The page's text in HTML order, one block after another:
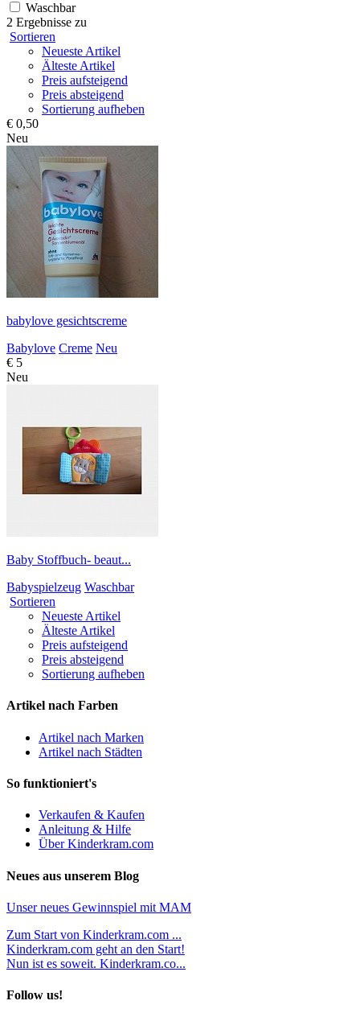
Waschbar
2 Ergebnisse zu
Sortieren
Neueste Artikel
Älteste Artikel
Preis aufsteigend
Preis absteigend
Sortierung aufheben
€ 0,50
Neu
babylove gesichtscreme
Babylove Creme Neu
€ 5
Neu
Baby Stoffbuch- beaut...
Babyspielzeug Waschbar
Sortieren
Neueste Artikel
Älteste Artikel
Preis aufsteigend
Preis absteigend
Sortierung aufheben
Artikel nach Farben
Artikel nach Marken
Artikel nach Städten
So funktioniert's
Verkaufen & Kaufen
Anleitung & Hilfe
Über Kinderkram.com
Neues aus unserem Blog
Unser neues Gewinnspiel mit MAM
Zum Start von Kinderkram.com ...
Kinderkram.com geht an den Start!
Nun ist es soweit. Kinderkram.co...
Follow us!